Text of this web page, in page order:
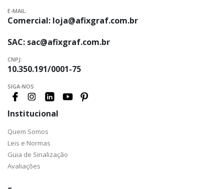
E-MAIL:
Comercial: loja@afixgraf.com.br
SAC: sac@afixgraf.com.br
CNPJ:
10.350.191/0001-75
SIGA-NOS
Institucional
Quem Somos
Leis e Normas
Guia de Sinalização
Avaliações